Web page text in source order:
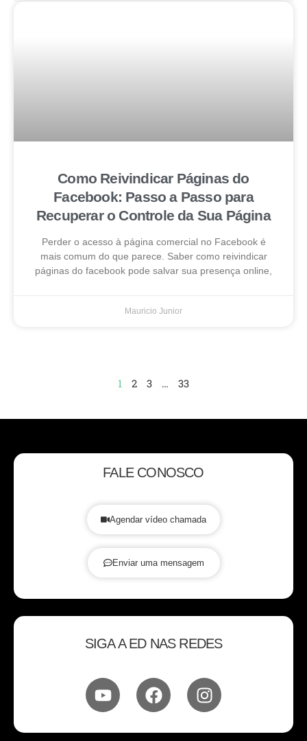
Como Reivindicar Páginas do
Facebook: Passo a Passo para
Recuperar o Controle da Sua Página
Perder o acesso à página comercial no Facebook é
mais comum do que parece. Saber como reivindicar
páginas do facebook pode salvar sua presença online,
Mauricio Junior
1 2 3 … 33
FALE CONOSCO
Agendar vídeo chamada
Enviar uma mensagem
SIGA A ED NAS REDES